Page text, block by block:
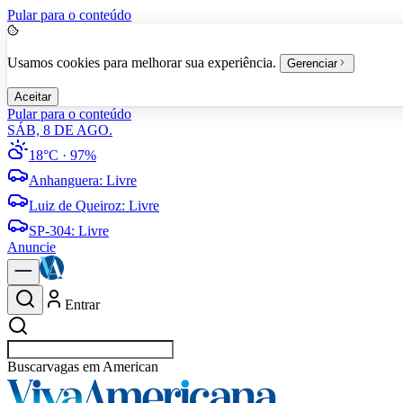
Pular para o conteúdo
Usamos cookies para melhorar sua experiência. Gerenciar
Aceitar
Pular para o conteúdo
SÁB, 8 DE AGO.
18°C · 97%
Anhanguera: Livre
Luiz de Queiroz: Livre
SP-304: Livre
Anuncie
Entrar
Buscarvagas em Americana